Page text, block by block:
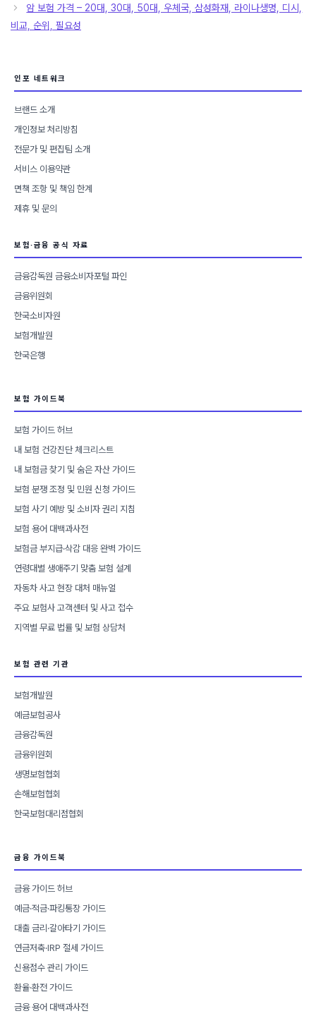
리
암 보험 가격 – 20대, 30대, 50대, 우체국, 삼성화재, 라이나생명, 디시,
비교, 순위, 필요성
인포 네트워크
브랜드 소개
개인정보 처리방침
전문가 및 편집팀 소개
서비스 이용약관
면책 조항 및 책임 한계
제휴 및 문의
보험·금융 공식 자료
금융감독원 금융소비자포털 파인
금융위원회
한국소비자원
보험개발원
한국은행
보험 가이드북
보험 가이드 허브
내 보험 건강진단 체크리스트
내 보험금 찾기 및 숨은 자산 가이드
보험 분쟁 조정 및 민원 신청 가이드
보험 사기 예방 및 소비자 권리 지침
보험 용어 대백과사전
보험금 부지급·삭감 대응 완벽 가이드
연령대별 생애주기 맞춤 보험 설계
자동차 사고 현장 대처 매뉴얼
주요 보험사 고객센터 및 사고 접수
지역별 무료 법률 및 보험 상담처
보험 관련 기관
보험개발원
예금보험공사
금융감독원
금융위원회
생명보험협회
손해보험협회
한국보험대리점협회
금융 가이드북
금융 가이드 허브
예금·적금·파킹통장 가이드
대출 금리·갈아타기 가이드
연금저축·IRP 절세 가이드
신용점수 관리 가이드
환율·환전 가이드
금융 용어 대백과사전